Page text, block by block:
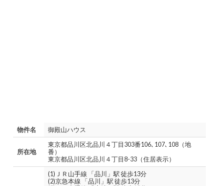
物件名 御殿山ハウス
所在地
東京都品川区北品川４丁目303番106､107､108（地
番）
東京都品川区北品川４丁目8-33（住居表示）
(1)ＪＲ山手線 「品川」駅 徒歩13分
(2)京急本線 「品川」駅 徒歩13分